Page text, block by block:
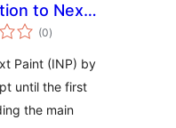
to Next
(0totaal
waarderingen
)
Paint (INP) by
until the first
the main